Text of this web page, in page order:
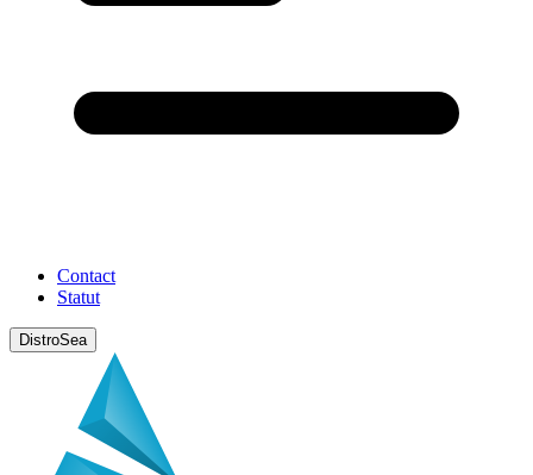
Contact
Statut
DistroSea